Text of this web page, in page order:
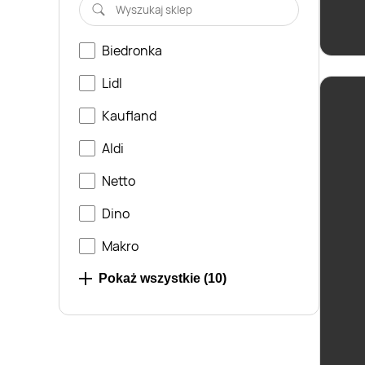
Biedronka
Lidl
Kaufland
Aldi
Netto
Dino
Makro
Prim Market
Selgros
Pokaż wszystkie (10)